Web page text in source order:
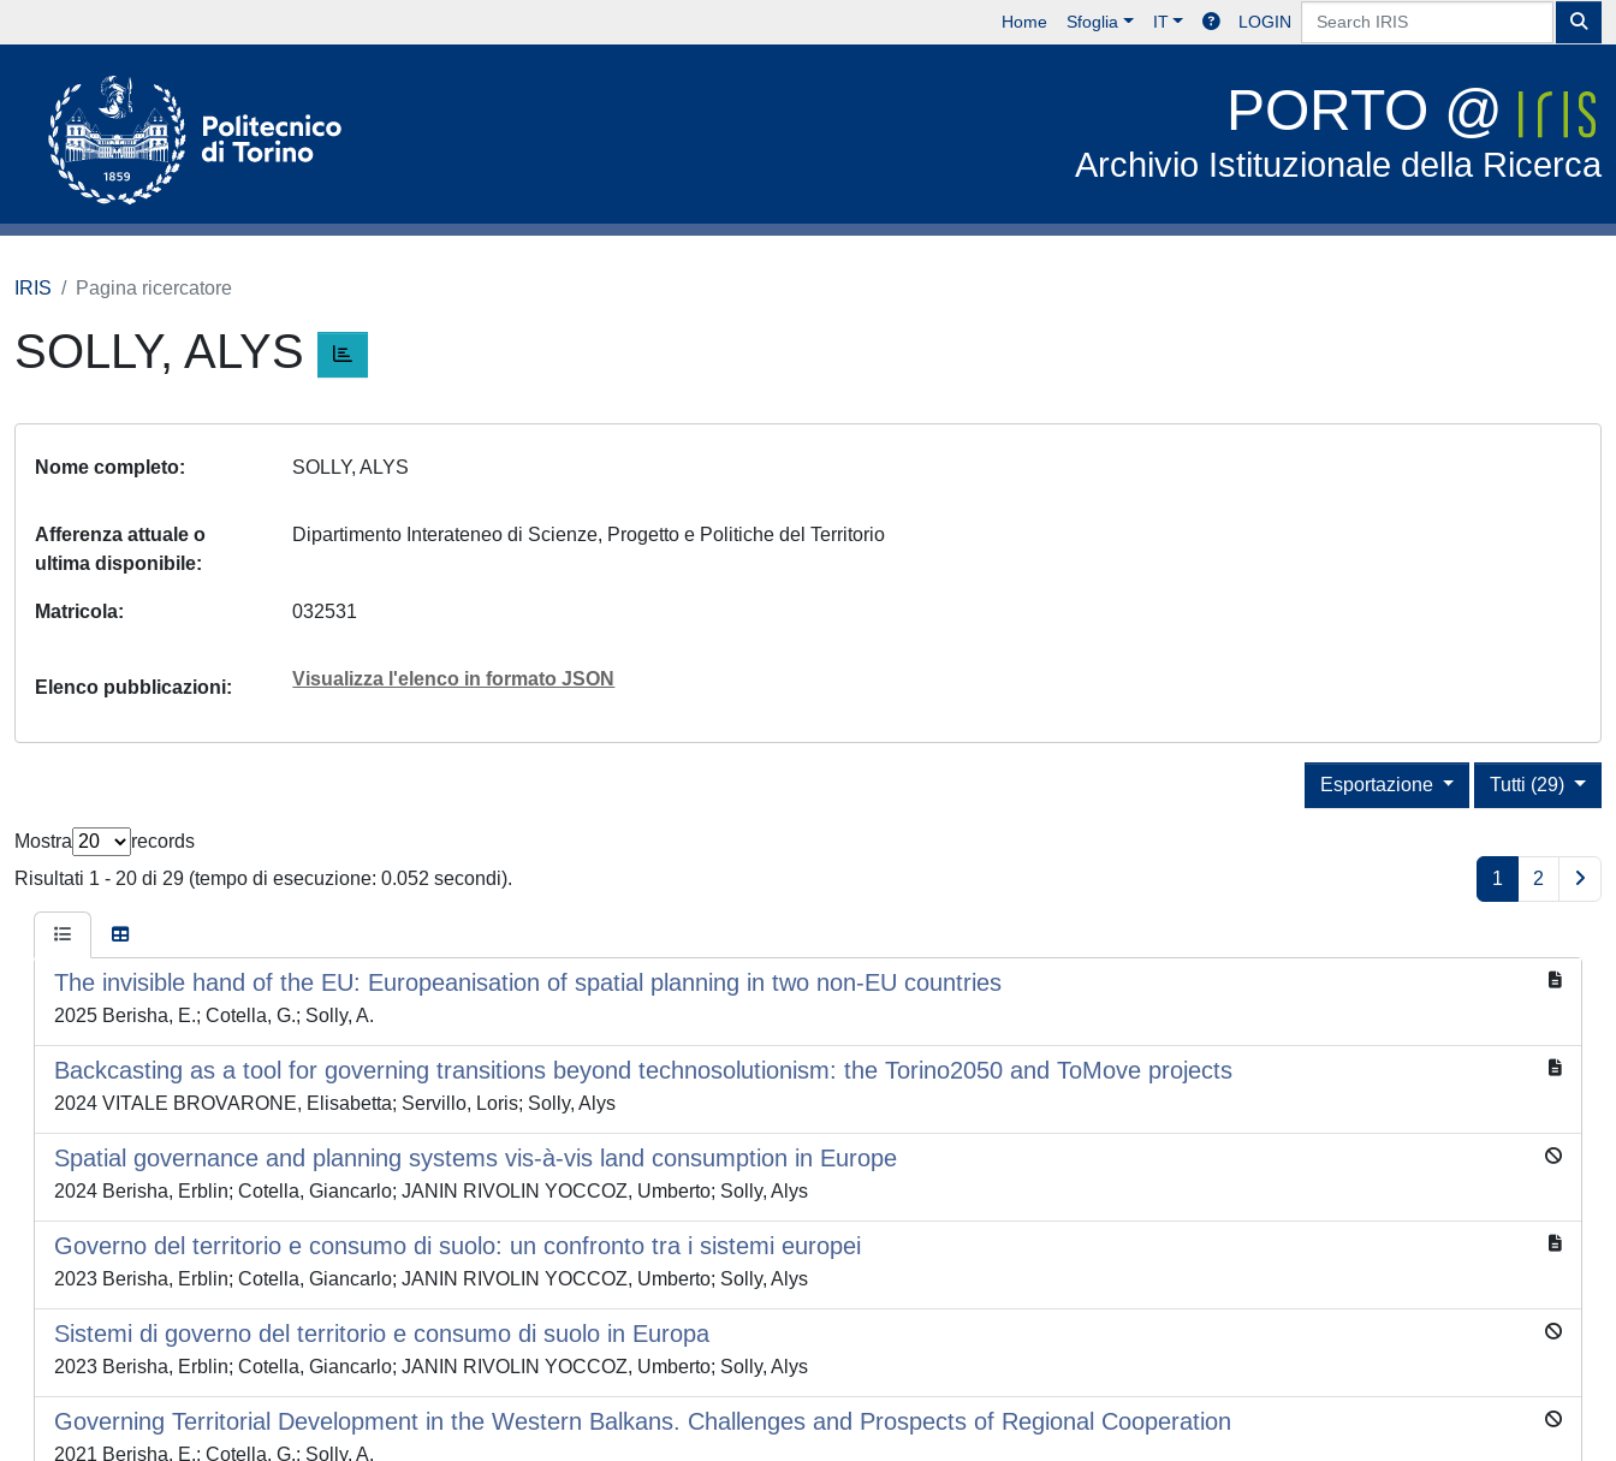
Home Sfoglia IT LOGIN
PORTO @
Archivio Istituzionale della Ricerca
IRIS Pagina ricercatore
SOLLY, ALYS
Nome completo SOLLY, ALYS
Afferenza attuale o
ultima disponibile
Dipartimento Interateneo di Scienze, Progetto e Politiche del Territorio
Matricola 032531
Elenco pubblicazioni Visualizza l'elenco in formato JSON
Tutti (29)
Esportazione
Mostra
records
Risultati 1 - 20 di 29 (tempo di esecuzione: 0.052 secondi).
1 2
The invisible hand of the EU: Europeanisation of spatial planning in two non-EU countries
2025 Berisha, E.; Cotella, G.; Solly, A.
Backcasting as a tool for governing transitions beyond technosolutionism: the Torino2050 and ToMove projects
2024 VITALE BROVARONE, Elisabetta; Servillo, Loris; Solly, Alys
Spatial governance and planning systems vis-à-vis land consumption in Europe
2024 Berisha, Erblin; Cotella, Giancarlo; JANIN RIVOLIN YOCCOZ, Umberto; Solly, Alys
Governo del territorio e consumo di suolo: un confronto tra i sistemi europei
2023 Berisha, Erblin; Cotella, Giancarlo; JANIN RIVOLIN YOCCOZ, Umberto; Solly, Alys
Sistemi di governo del territorio e consumo di suolo in Europa
2023 Berisha, Erblin; Cotella, Giancarlo; JANIN RIVOLIN YOCCOZ, Umberto; Solly, Alys
Governing Territorial Development in the Western Balkans. Challenges and Prospects of Regional Cooperation
2021 Berisha, E.; Cotella, G.; Solly, A.